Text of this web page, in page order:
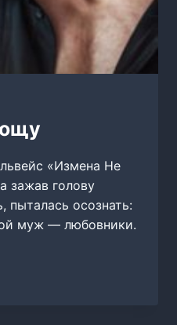
«Измена Не
голову
пыталась осознать:
муж — любовники.